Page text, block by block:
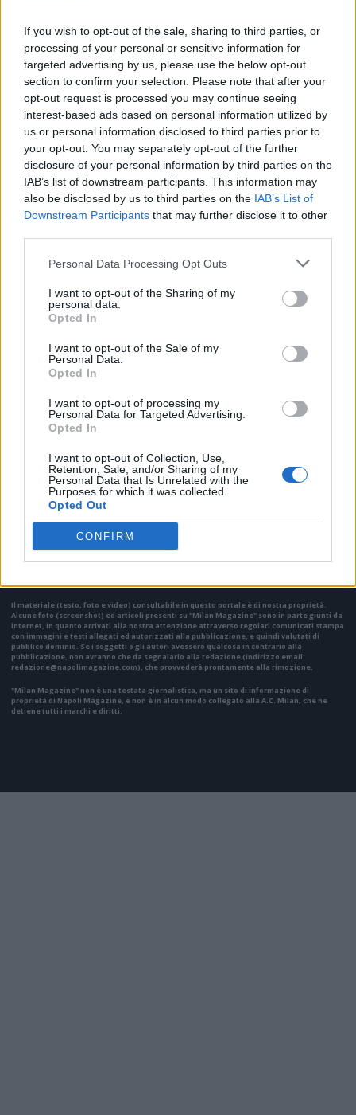
If you wish to opt-out of the sale, sharing to third parties, or
processing of your personal or sensitive information for
targeted advertising by us, please use the below opt-out
section to confirm your selection. Please note that after your
opt-out request is processed you may continue seeing
interest-based ads based on personal information utilized by
us or personal information disclosed to third parties prior to
your opt-out. You may separately opt-out of the further
disclosure of your personal information by third parties on the
IAB’s list of downstream participants. This information may
also be disclosed by us to third parties on the IAB’s List of
Downstream Participants that may further disclose it to other
Personal Data Processing Opt Outs
I want to opt-out of the Sharing of my
personal data.
Opted In
I want to opt-out of the Sale of my
Personal Data.
Opted In
I want to opt-out of processing my
Personal Data for Targeted Advertising.
Opted In
I want to opt-out of Collection, Use,
Retention, Sale, and/or Sharing of my
Personal Data that Is Unrelated with the
Purposes for which it was collected.
Opted Out
CONFIRM
campionato: “Il calcio italiano sta vivendo una fase di
transizione. Oggi investire in giovani talenti è complicato: se
all’estero si spendono 60 milioni per un diciottenne, in Italia
difficilmente si supera la metà. Inoltre, molti club devono
ricorrere alle plusvalenze per chiudere i bilanci, mentre i diritti
tv internazionali hanno un valore molto inferiore rispetto ad
altri campionati”.
Un altro tema cruciale riguarda gli stadi: “San Siro è un simbolo
storico, e ricordi come la mia prima partita contro il Benfica
restano indelebili. Ma per crescere servono impianti moderni,
che portino innovazione e nuove esperienze ai tifosi,
aggiornando anche l’immagine dei club”.
VAI ALLA VERSIONE CLASSICA
Il materiale (testo, foto e video) consultabile in questo portale è di nostra proprietà.
Alcune foto (screenshot) ed articoli presenti su "Milan Magazine" sono in parte giunti da
internet, in quanto arrivati alla nostra attenzione attraverso regolari comunicati stampa
con immagini e testi allegati ed autorizzati alla pubblicazione, e quindi valutati di
pubblico dominio. Se i soggetti o gli autori avessero qualcosa in contrario alla
pubblicazione, non avranno che da segnalarlo alla redazione (indirizzo email:
redazione@napolimagazine.com), che provvederà prontamente alla rimozione.
"Milan Magazine" non è una testata giornalistica, ma un sito di informazione di
proprietà di Napoli Magazine, e non è in alcun modo collegato alla A.C. Milan, che ne
detiene tutti i marchi e diritti.